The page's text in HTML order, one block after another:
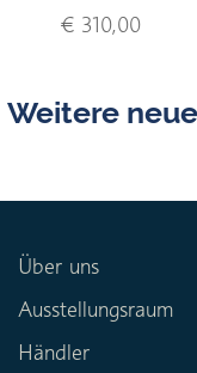
€ 310,00
Weitere
Über uns
Ausstellungsraum
Händler